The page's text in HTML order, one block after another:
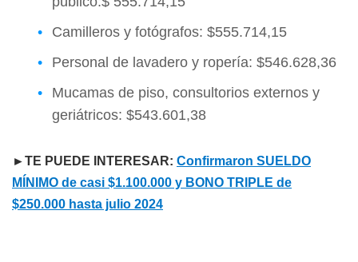
Camilleros y fotógrafos: $555.714,15
Personal de lavadero y ropería: $546.628,36
Mucamas de piso, consultorios externos y
geriátricos: $543.601,38
►TE PUEDE INTERESAR: Confirmaron SUELDO
MÍNIMO de casi $1.100.000 y BONO TRIPLE de
$250.000 hasta julio 2024